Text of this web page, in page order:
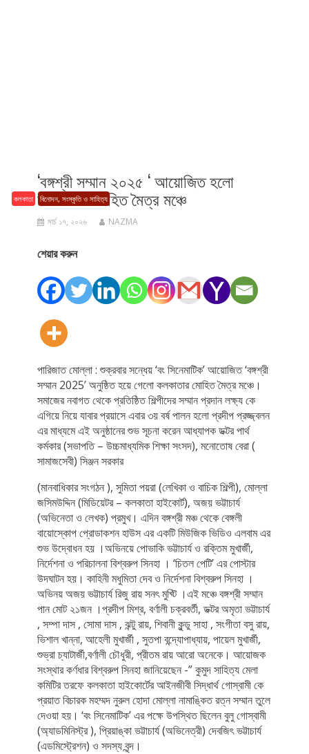
কলকাতা বিনোদন, সংস্কৃতি ও সাহিত্য
‘বঙ্গশ্রী সম্মান ২০২৫ ‘ আয়োজিত হলো
কলকাতার মোহিত মৈত্র মঞ্চে
মার্চ ১৭, ২০২৬ NAZMA
শেয়ার করুন
পারিজাত মোল্লা : শুক্রবার সন্ধেয় ‘বং সিনেমাটিক’ আয়োজিত ‘বঙ্গশ্রী
সম্মান 2025’ অনুষ্ঠিত হয়ে গেলো কলকাতার মোহিত মৈত্র মঞ্চে।
সমাজের নবাগত থেকে প্রতিষ্ঠিত শিল্পীদের সম্মান প্রদান লক্ষ্য কে
এগিয়ে নিয়ে যাবার প্রয়াসে এবার ৩য় বর্ষ পালন হলো প্রদীপ প্রজ্জ্বলন
এর মাধ্যমে এই অনুষ্ঠানের শুভ সূচনা করেন আধ্যাপক ডক্টর পার্থ
কর্মকার (সভাপতি – উচ্চমাধ্যমিক শিক্ষা সংসদ), মনোতোষ বেরা (
সামাজসেবী) সিঞ্জন সরকার
(মানবাধিকার সংগঠন ), সুমিতা পয়রা (লেখিকা ও বাচিক শিল্পী), মোল্লা
জসিমউদ্দিন (মিডিয়েটর – কলকাতা হাইকোর্ট), অজয় ভট্টাচার্য
(অভিনেতা ও লেখক) প্রমুখ। এদিন বঙ্গশ্রী মঞ্চ থেকে বেঙ্গলী
বায়োস্কোপ প্রোডাকশন হাউস এর একটি মিউজিক ভিডিও এলবাম এর
শুভ উদ্বোধন হয় ।অভিনয়ে পোভাকি ভট্টাচার্য ও রক্তিম মুখার্জী,
নির্দেশনা ও পরিচালনা বিশ্বরুপ সিনহা । ‘চিতল পেটি’ এর পোস্টার
উদঘাটন হয়। কাহিনী মধুমিতা দেব ও নির্দেশনা বিশ্বরুপ সিনহা ।
অভিনয় অজয় ভট্টাচার্য রিজু রায় সনৎ মুখ্টি ।এই মঞ্চে বঙ্গশ্রী সম্মান
পান মোট ২১জন ।প্রদীপ মিশ্র, বর্ণালী চক্রবর্তী, ডক্টর অমৃতা ভট্টাচার্য
, সম্পা দাস , সোমা দাস , ঝন্টু রায়, শিবানী কুন্ডু সাহা , সংগীতা বসু রায়,
ভিশাল খান্না, আহেলী মুখার্জী , সুতপা বন্দ্যোপাধ্যায়, পায়েল মুখার্জী,
শুভ্রা চ্যাটার্জী,বর্ণালী চৌধুরী, প্রীতম রায় আরো অনেকে। আয়োজক
সংস্থার কর্ণধার বিশ্বরুপ সিনহা জানিয়েছেন -” কুমুদ সাহিত্য মেলা
কমিটির তরফে কলকাতা হাইকোর্টের আইনজীবী সিদ্ধার্থ গোস্বামী কে
প্রয়াত বিচারক মহম্মদ নুরুল হোদা মোল্লা নামাঙ্কিত রত্ন সম্মান তুলে
দেওয়া হয়। ‘বং সিনেমাটিক’ এর পক্ষে উপস্থিত ছিলেন বুলু গোস্বামী
(অ্যাডমিনিস্ট্র ), প্রিয়াঙ্কা ভট্টাচার্য (অভিনেত্রী) দেবজিৎ ভট্টাচার্য
(এডমিস্ট্রেশন) ও সদস্য বৃন্দ।